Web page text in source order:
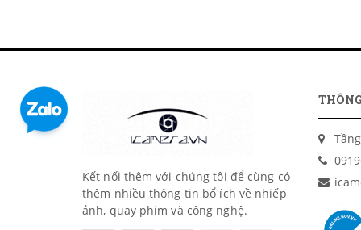
Kết nối thêm với chúng tôi để cùng có
thêm nhiều thông tin bổ ích về nhiếp
ảnh, quay phim và công nghệ.